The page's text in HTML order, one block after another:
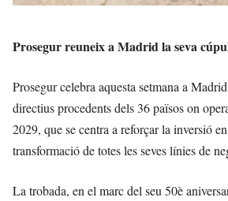
Prosegur reuneix a Madrid la seva
Prosegur celebra aquesta setmana a
directius procedents dels 36 països on
2029, que se centra a reforçar la inversió
transformació de totes les seves línies de
La trobada, en el marc del seu 50è